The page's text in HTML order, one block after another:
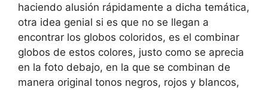
haciendo alusión rápidamente a dicha temática,
otra idea genial si es que no se llegan a
encontrar los globos coloridos, es el combinar
globos de estos colores, justo como se aprecia
en la foto debajo, en la que se combinan de
manera original tonos negros, rojos y blancos,